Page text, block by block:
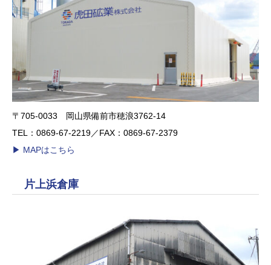
〒705-0033 岡山県備前市穂浪3762-14
TEL：0869-67-2219／FAX：0869-67-2379
▶︎ MAPはこちら
片上浜倉庫